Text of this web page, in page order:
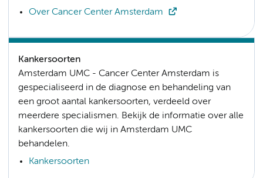
Over Cancer Center Amsterdam
Kankersoorten
Amsterdam UMC - Cancer Center Amsterdam is
gespecialiseerd in de diagnose en behandeling van
een groot aantal kankersoorten, verdeeld over
meerdere specialismen. Bekijk de informatie over alle
kankersoorten die wij in Amsterdam UMC
behandelen.
Kankersoorten